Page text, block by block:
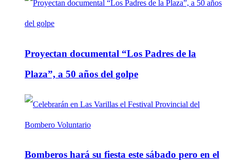
Proyectan documental “Los Padres de la
Plaza”, a 50 años del golpe
Bomberos hará su fiesta este sábado pero en el